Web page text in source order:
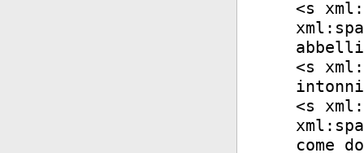
<s
<s
<s
come